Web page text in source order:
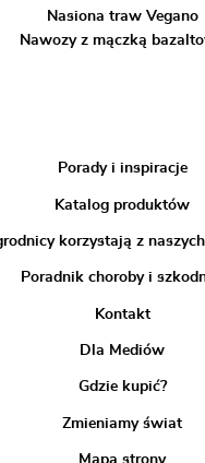
Nasiona traw Vegano
Nawozy z mączką
Porady i inspiracje
Katalog produktów
korzystają z
Poradnik choroby i
Kontakt
Dla Mediów
Gdzie kupić?
Zmieniamy świat